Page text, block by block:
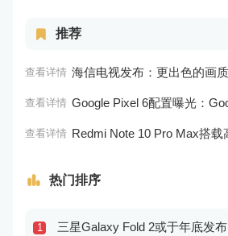
推荐
查看详情 海信电视发布：更出色的画质
查看详情 Google Pixel 6配置曝光：
查看详情 Redmi Note 10 Pro Max搭载高通骁龙732G和6.67英
热门排序
1